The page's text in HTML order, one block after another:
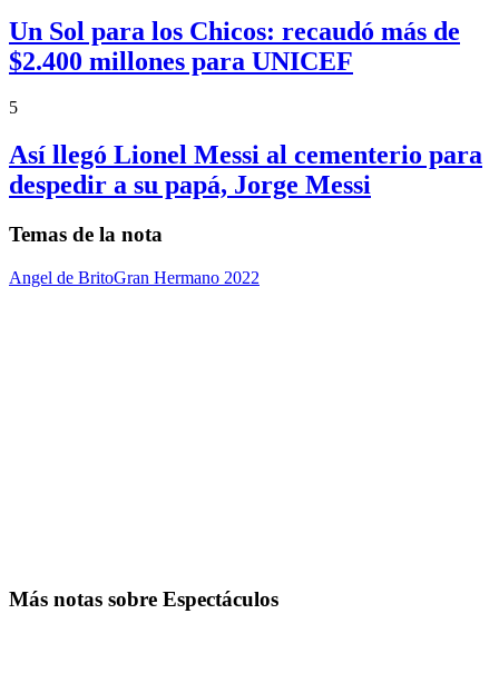
Un Sol para los Chicos: recaudó más de
$2.400 millones para UNICEF
5
Así llegó Lionel Messi al cementerio para
despedir a su papá, Jorge Messi
Temas de la nota
Angel de BritoGran Hermano 2022
Más notas sobre Espectáculos